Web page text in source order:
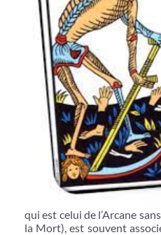
qui est celui de l’Arcane
la Mort), est souvent